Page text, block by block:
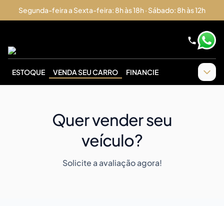
Segunda-feira a Sexta-feira: 8h às 18h · Sábado: 8h às 12h
ESTOQUE VENDA SEU CARRO FINANCIE
Quer vender seu
veículo?
Solicite a avaliação agora!